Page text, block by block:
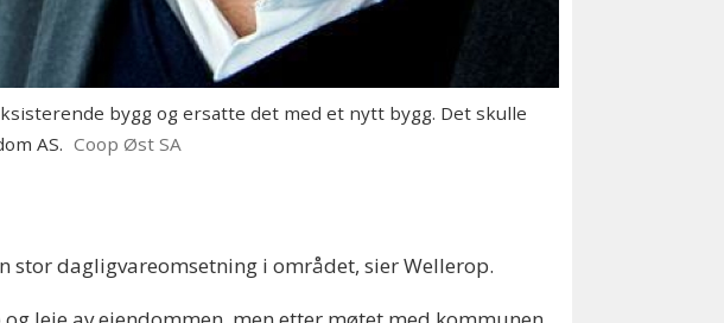
bygg og ersatte det med et nytt bygg. Det skulle
AS. Coop Øst SA
stor dagligvareomsetning i området, sier Wellerop.